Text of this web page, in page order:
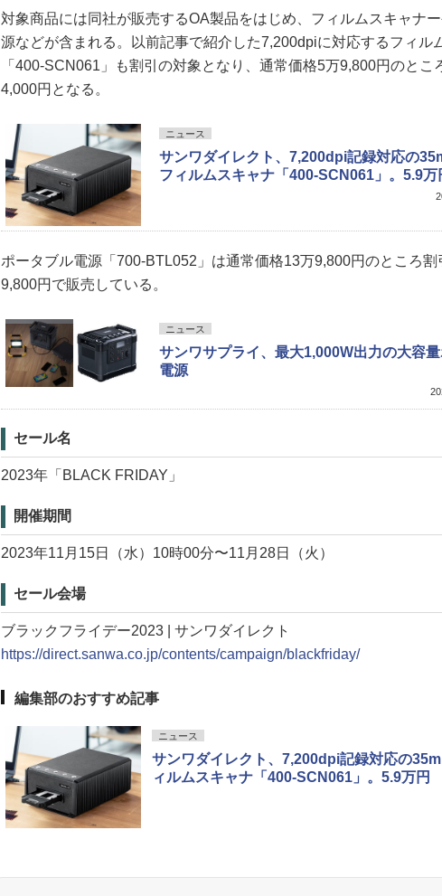
対象商品には同社が販売するOA製品をはじめ、フィルムスキャナ
源などが含まれる。以前記事で紹介した7,200dpiに対応するフィル
「400-SCN061」も割引の対象となり、通常価格5万9,800円のとこ
4,000円となる。
ニュース
サンワダイレクト、7,200dpi記録対応の
フィルムスキャナ「400-SCN061」。5.9万
ポータブル電源「700-BTL052」は通常価格13万9,800円のところ割
9,800円で販売している。
ニュース
サンワサプライ、最大1,000W出力の大容
電源
セール名
2023年「BLACK FRIDAY」
開催期間
2023年11月15日（水）10時00分〜11月28日（火）
セール会場
ブラックフライデー2023 | サンワダイレクト
https://direct.sanwa.co.jp/contents/campaign/blackfriday/
編集部のおすすめ記事
ニュース
サンワダイレクト、7,200dpi記録対応の
ィルムスキャナ「400-SCN061」。5.9万円